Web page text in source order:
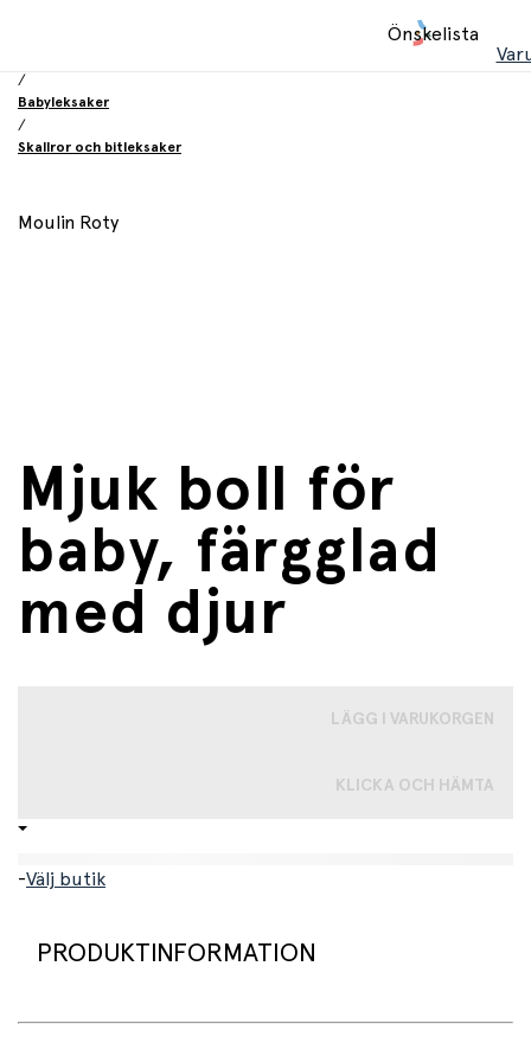
Önskelista
/
Babyleksaker
/
Skallror och bitleksaker
Moulin Roty
Mjuk boll för
baby, färgglad
med djur
LÄGG I VARUKORGEN
KLICKA OCH HÄMTA
-Välj butik
PRODUKTINFORMATION
Mjuk boll för de minsta med färgglada rutor och husdjur.